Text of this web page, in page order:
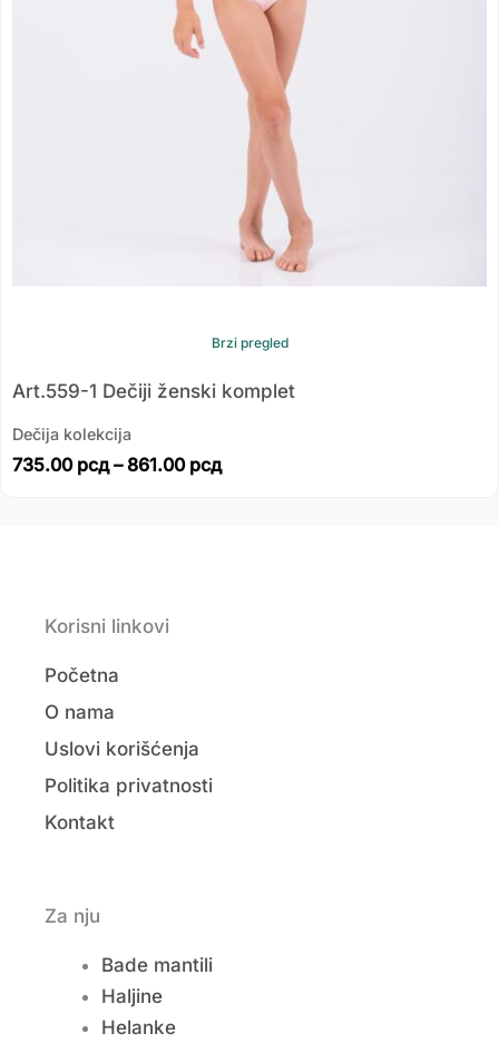
Brzi pregled
Art.559-1 Dečiji ženski komplet
Dečija kolekcija
735.00 рсд – 861.00 рсд
Korisni linkovi
Početna
O nama
Uslovi korišćenja
Politika privatnosti
Kontakt
Za nju
Bade mantili
Haljine
Helanke